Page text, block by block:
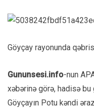
Göyçay rayonunda
Gununsesi.info-nun
xəbərinə görə, hadisə
Göyçayın Potu kəndi